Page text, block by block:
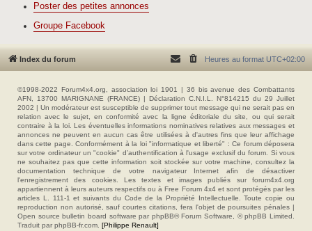
Poster des petites annonces
Groupe Facebook
Index du forum Heures au format UTC+02:00
©1998-2022 Forum4x4.org, association loi 1901 | 36 bis avenue des Combattants
AFN, 13700 MARIGNANE (FRANCE) | Déclaration C.N.I.L. N°814215 du 29 Juillet
2002 | Un modérateur est susceptible de supprimer tout message qui ne serait pas en
relation avec le sujet, en conformité avec la ligne éditoriale du site, ou qui serait
contraire à la loi. Les éventuelles informations nominatives relatives aux messages et
annonces ne peuvent en aucun cas être utilisées à d'autres fins que leur affichage
dans cette page. Conformément à la loi "informatique et liberté" : Ce forum déposera
sur votre ordinateur un "cookie" d’authentification à l'usage exclusif du forum. Si vous
ne souhaitez pas que cette information soit stockée sur votre machine, consultez la
documentation technique de votre navigateur Internet afin de désactiver
l'enregistrement des cookies. Les textes et images publiés sur forum4x4.org
appartiennent à leurs auteurs respectifs ou à Free Forum 4x4 et sont protégés par les
articles L. 111-1 et suivants du Code de la Propriété Intellectuelle. Toute copie ou
reproduction non autorisé, sauf courtes citations, fera l'objet de poursuites pénales |
Open source bulletin board software par phpBB® Forum Software, © phpBB Limited.
Traduit par phpBB-fr.com. [Philippe Renault]